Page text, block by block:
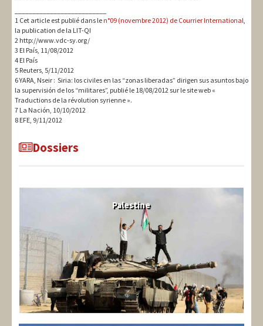
1 Cet article est publié dans le n°09 (novembre 2012) de Courrier International,
la publication de la LIT-QI
2 http://www.vdc-sy.org/
3 El País, 11/08/2012
4 El País
5 Reuters, 5/11/2012
6 YARA, Nseir : Siria: los civiles en las “zonas liberadas” dirigen sus asuntos bajo
la supervisión de los “militares”, publié le 18/08/2012 sur le site web «
Traductions de la révolution syrienne ».
7 La Nación, 10/10/2012
8 EFE, 9/11/2012
Dossiers
Palestine